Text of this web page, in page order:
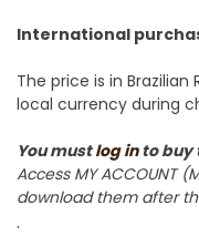
International
The price is in Brazilian
local currency during
You mustlog into buy
Access MY ACCOUNT
download them after
.